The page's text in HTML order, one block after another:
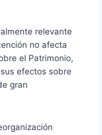
relevante
no afecta
el Patrimonio,
efectos sobre
gran